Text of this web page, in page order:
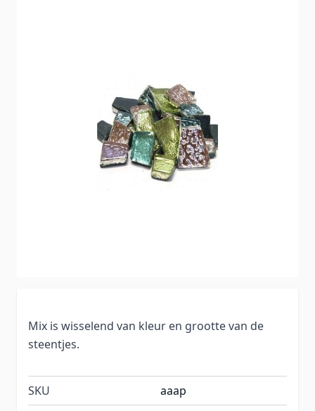
Mix is wisselend van kleur en grootte van de
steentjes.
SKU aaap